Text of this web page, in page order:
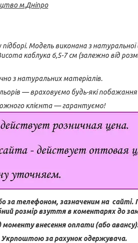
м.Дніпро
Модель виконана з
каблука 6,5-7 см (залежно від
з натуральних матеріалів.
— враховуємо будь-які
клієнта — гарантуємо!
за телефоном, зазначеним на сайті.
розмір взуття в коментарях до
моменту внесення оплати (або
за рахунок одержувача.